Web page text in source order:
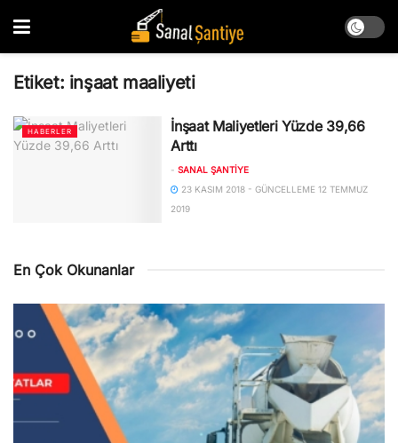
Etiket: inşaat maaliyeti
HABERLER
İnşaat Maliyetleri Yüzde 39,66
Arttı
- SANAL ŞANTIYE
23 KASIM 2018 - GÜNCELLEME 12 TEMMUZ
2019
En Çok Okunanlar